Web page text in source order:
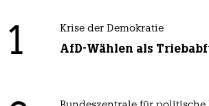
1 Krise der Demokratie
AfD-Wählen als